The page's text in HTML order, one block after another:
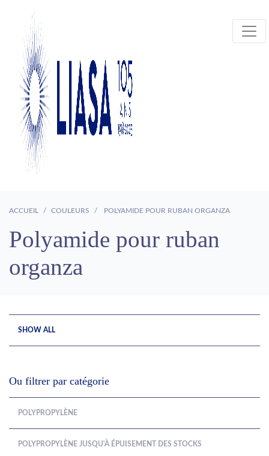
ACCUEIL COULEURS POLYAMIDE POUR RUBAN ORGANZA
Polyamide pour ruban
organza
SHOW ALL
Ou filtrer par catégorie
POLYPROPYLÈNE
POLYPROPYLÈNE JUSQU'À ÉPUISEMENT DES STOCKS